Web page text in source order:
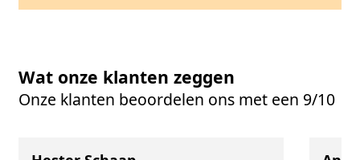
Wat onze klanten zeggen
Onze klanten beoordelen ons met een 9/10